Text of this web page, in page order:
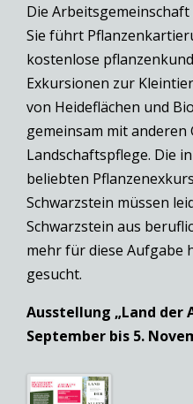
Die
Sie führt
kostenlose
Exkursionen zur
von Heideflächen und
gemeinsam mit
Landschaftspflege. Die
beliebten
Schwarzstein müssen
Schwarzstein aus
mehr für diese Aufgabe
gesucht.
Ausstellung „Land der
September bis 5.